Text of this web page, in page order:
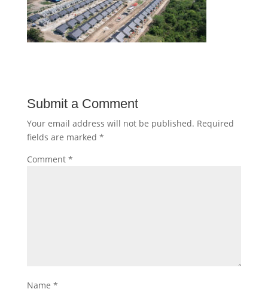
Submit a Comment
Your email address will not be published. Required
fields are marked *
Comment *
Name *